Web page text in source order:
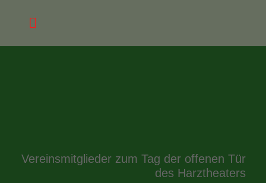
Vereinsmitglieder zum Tag der offenen Tür
des Harztheaters